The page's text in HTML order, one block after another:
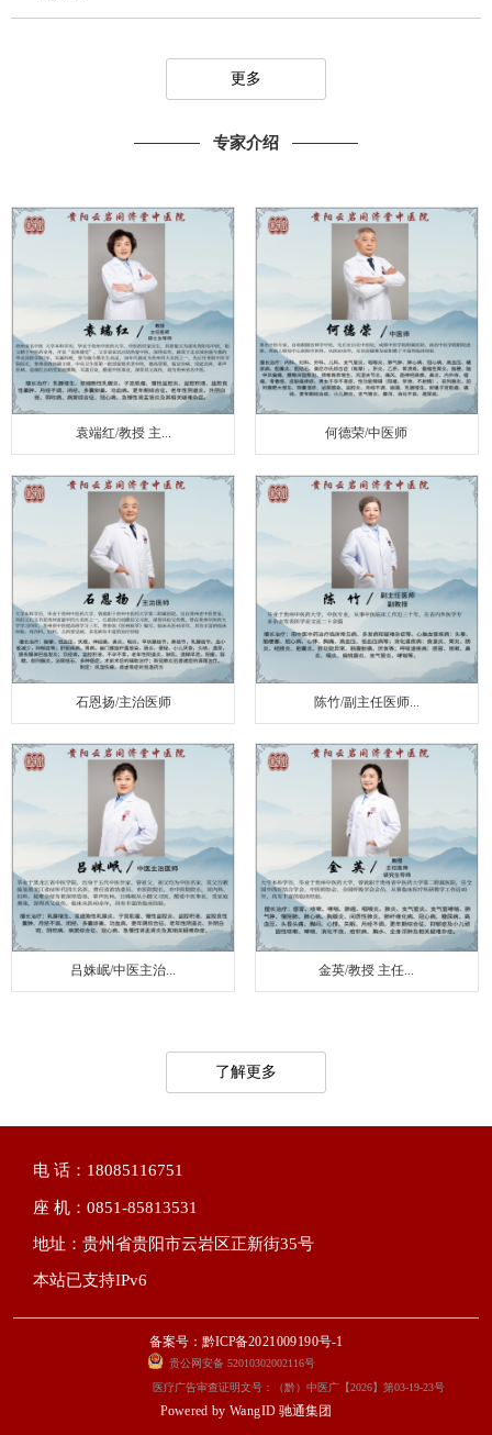
更多
专家介绍
袁端红/教授 主... 何德荣/中医师
石恩扬/主治医师 陈竹/副主任医师...
吕姝岷/中医主治... 金英/教授 主任...
了解更多
电 话：18085116751
座 机：0851-85813531
地址：贵州省贵阳市云岩区正新街35号
本站已支持IPv6
备案号：黔ICP备2021009190号-1
贵公网安备 52010302002116号
医疗广告审查证明文号：（黔）中医广【2026】第03-19-23号
Powered by WangID 驰通集团